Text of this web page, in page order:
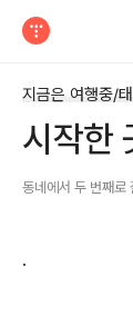
지금은 여행중/
시작한
동네에서 두 번째로
.